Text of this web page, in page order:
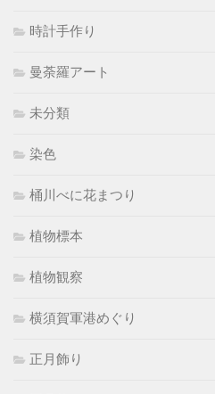
時計手作り
曼荼羅アート
未分類
染色
桶川べに花まつり
植物標本
植物観察
横須賀軍港めぐり
正月飾り